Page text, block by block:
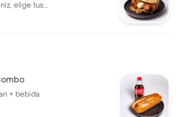
elige tus
+ bebida